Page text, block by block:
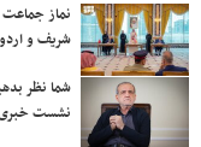
نماز جماعت
شریف و
شما نظر
نشست خبری